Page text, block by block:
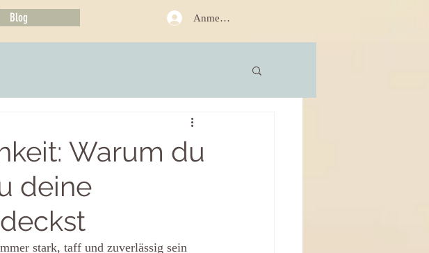
Blog Anmelden
Warum du
deine
stark, taff und zuverlässig sein